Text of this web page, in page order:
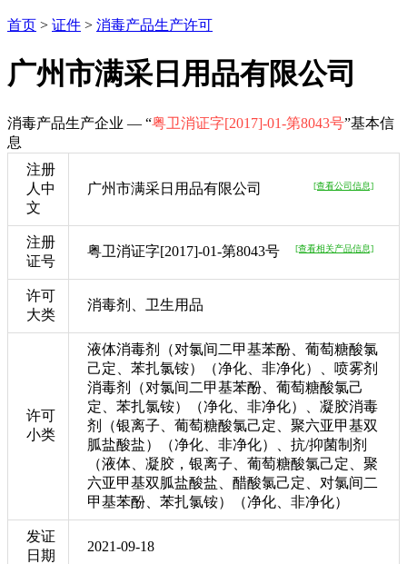
首页 > 证件 > 消毒产品生产许可
广州市满采日用品有限公司
消毒产品生产企业 — “粤卫消证字[2017]-01-第8043号”基本信
息
注册
人中
文
广州市满采日用品有限公司 [查看公司信息]
注册
证号
粤卫消证字[2017]-01-第8043号 [查看相关产品信息]
许可
大类
消毒剂、卫生用品
许可
小类
液体消毒剂（对氯间二甲基苯酚、葡萄糖酸氯
己定、苯扎氯铵）（净化、非净化）、喷雾剂
消毒剂（对氯间二甲基苯酚、葡萄糖酸氯己
定、苯扎氯铵）（净化、非净化）、凝胶消毒
剂（银离子、葡萄糖酸氯己定、聚六亚甲基双
胍盐酸盐）（净化、非净化）、抗/抑菌制剂
（液体、凝胶，银离子、葡萄糖酸氯己定、聚
六亚甲基双胍盐酸盐、醋酸氯己定、对氯间二
甲基苯酚、苯扎氯铵）（净化、非净化）
发证
日期
2021-09-18